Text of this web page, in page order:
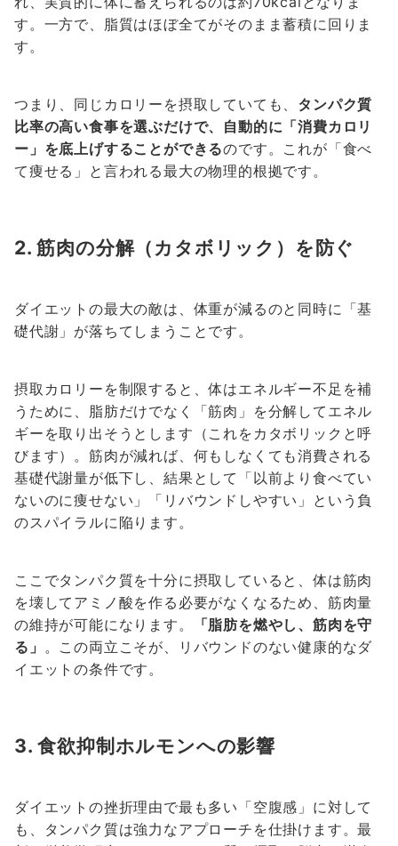
す。一方で、脂質はほぼ全てがそのまま蓄積に回りま
す。
つまり、同じカロリーを摂取していても、 タンパク質
比率の高い食事を選ぶだけで、自動的に「消費カロリ
ー」を底上げすることができるのです。これが「食べ
て痩せる」と言われる最大の物理的根拠です。
2. 筋肉の分解（カタボリック）を防ぐ
ダイエットの最大の敵は、体重が減るのと同時に「基
礎代謝」が落ちてしまうことです。
摂取カロリーを制限すると、体はエネルギー不足を補
うために、脂肪だけでなく「筋肉」を分解してエネル
ギーを取り出そうとします（これをカタボリックと呼
びます）。筋肉が減れば、何もしなくても消費される
基礎代謝量が低下し、結果として「以前より食べてい
ないのに痩せない」「リバウンドしやすい」という負
のスパイラルに陥ります。
ここでタンパク質を十分に摂取していると、体は筋肉
を壊してアミノ酸を作る必要がなくなるため、筋肉量
の維持が可能になります。
「脂肪を燃やし、筋肉を守
る」 。この両立こそが、リバウンドのない健康的なダ
イエットの条件です。
3. 食欲抑制ホルモンへの影響
ダイエットの挫折理由で最も多い「空腹感」に対して
も、タンパク質は強力なアプローチを仕掛けます。最